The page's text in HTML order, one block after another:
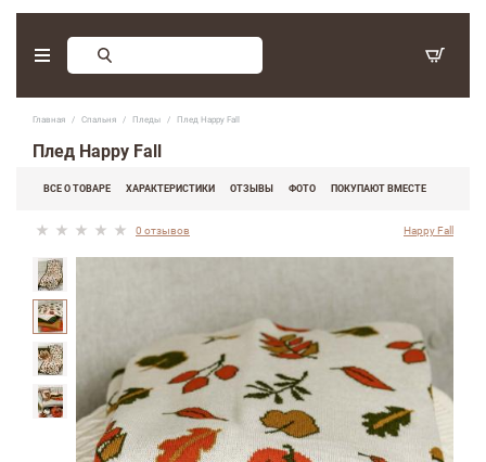
Главная Спальня Пледы Плед Happy Fall
Плед Happy Fall
ВСЕ О ТОВАРЕ ХАРАКТЕРИСТИКИ ОТЗЫВЫ ФОТО ПОКУПАЮТ ВМЕСТЕ
0 отзывов Happy Fall
Заказ обратного звонка
(097) 416-90-33 ,
(066) 339-07-15